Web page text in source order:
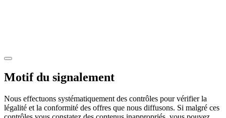
Motif du signalement
Nous effectuons systématiquement des contrôles pour vérifier la
légalité et la conformité des offres que nous diffusons. Si malgré ces